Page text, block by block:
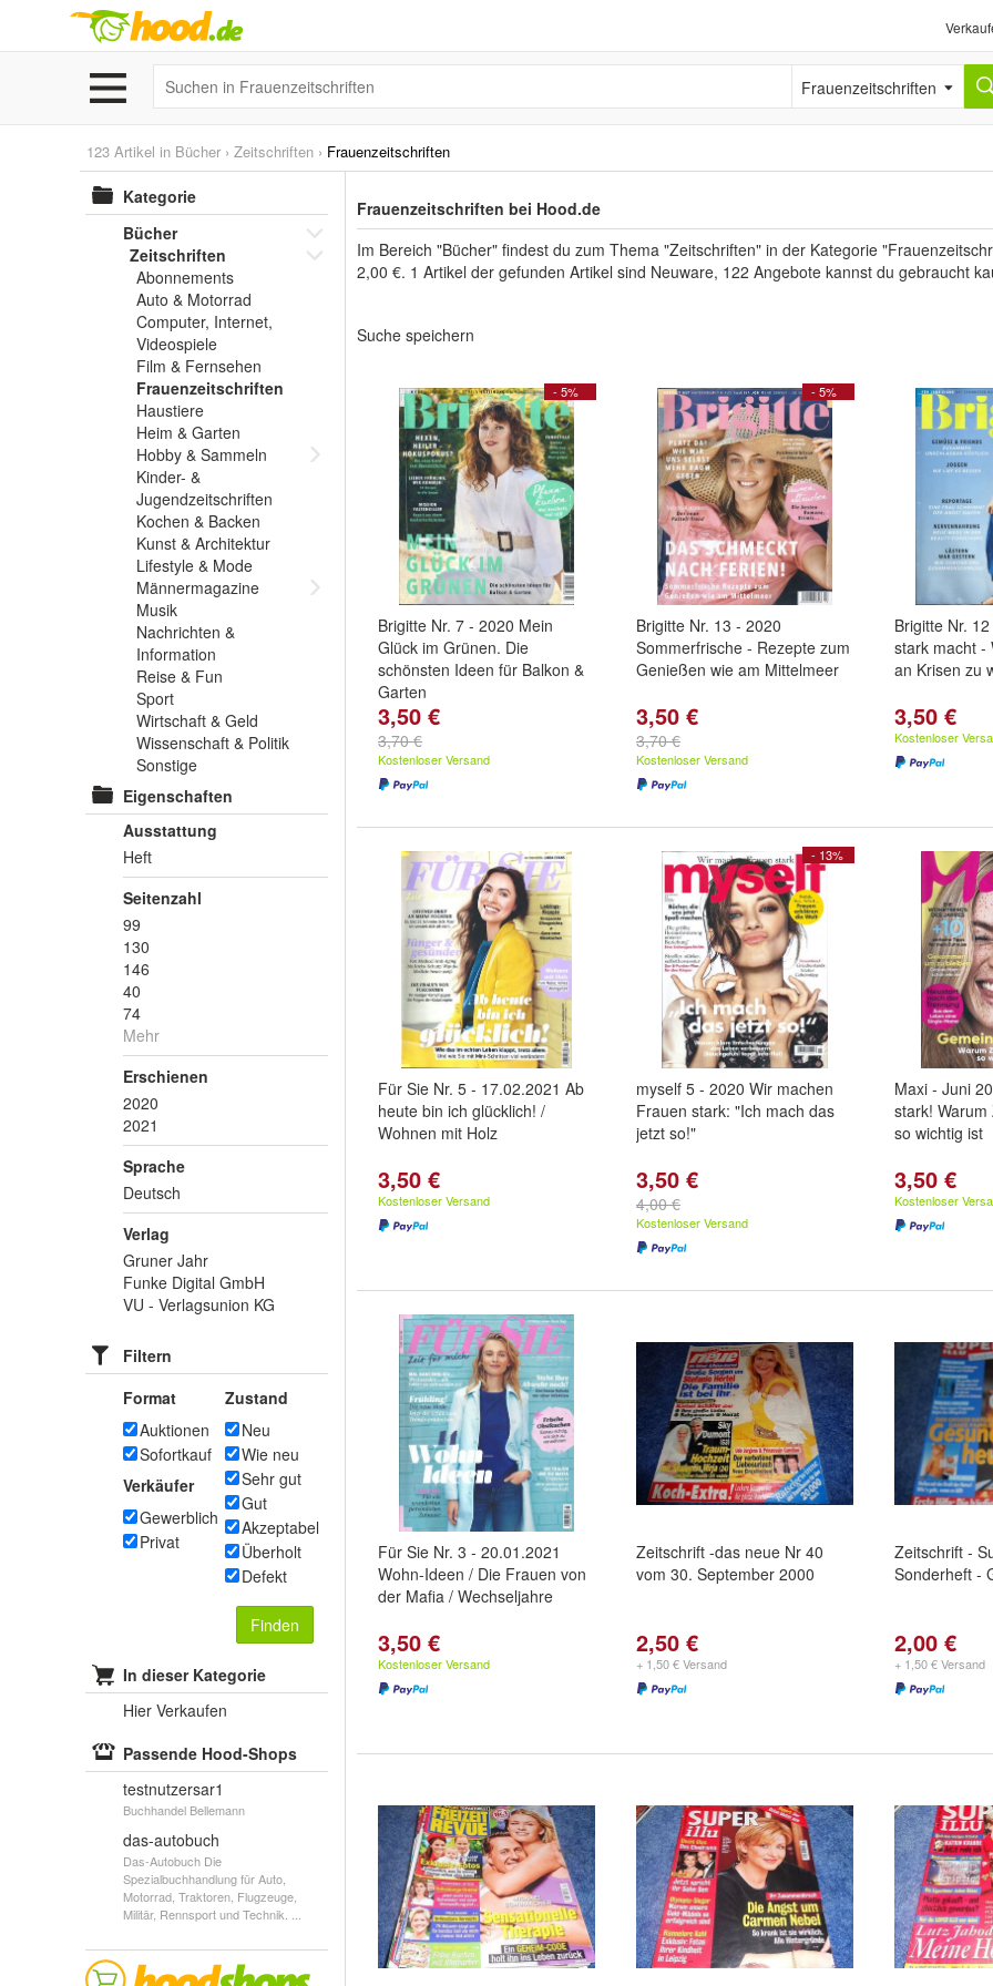
Frauenzeitschriften
123 Artikel in Bücher › Zeitschriften › Frauenzeitschriften
Kategorie
Bücher
Zeitschriften
Abonnements
Auto & Motorrad
Computer, Internet,
Videospiele
Film & Fernsehen
Frauenzeitschriften
Haustiere
Heim & Garten
Hobby & Sammeln
Kinder- &
Jugendzeitschriften
Kochen & Backen
Kunst & Architektur
Lifestyle & Mode
Männermagazine
Musik
Nachrichten &
Information
Reise & Fun
Sport
Wirtschaft & Geld
Wissenschaft & Politik
Sonstige
Eigenschaften
Ausstattung
Heft
Seitenzahl
99
130
146
40
74
Mehr
Erschienen
2020
2021
Sprache
Deutsch
Verlag
Gruner Jahr
Funke Digital GmbH
VU - Verlagsunion KG
Filtern
Format
Auktionen
Sofortkauf
Verkäufer
Gewerblich
Privat
Zustand
Neu
Wie neu
Sehr gut
Gut
Akzeptabel
Überholt
Defekt
Finden
In dieser Kategorie
Hier Verkaufen
Passende Hood-Shops
testnutzersar1
Buchhandel Bellemann
das-autobuch
Das-Autobuch Die
Spezialbuchhandlung für Auto,
Motorrad, Traktoren, Flugzeuge,
Militär, Rennsport und Technik. ...
Frauenzeitschriften bei Hood.de
Im Bereich "Bücher" findest du zum Thema "Zeitschriften" in der Kategorie
2,00 €. 1 Artikel der gefunden Artikel sind Neuware, 122 Angebote kannst du gebraucht
Suche speichern
- 5%
Brigitte Nr. 7 - 2020 Mein
Glück im Grünen. Die
schönsten Ideen für Balkon &
Garten
3,50 €
3,70 €
Kostenloser Versand
- 5%
Brigitte Nr. 13 - 2020
Sommerfrische - Rezepte zum
Genießen wie am Mittelmeer
3,50 €
3,70 €
Kostenloser Versand
Brigitte Nr.
stark macht -
an Krisen zu
3,50 €
Kostenloser
Für Sie Nr. 5 - 17.02.2021 Ab
heute bin ich glücklich! /
Wohnen mit Holz
3,50 €
Kostenloser Versand
- 13%
myself 5 - 2020 Wir machen
Frauen stark: "Ich mach das
jetzt so!"
3,50 €
4,00 €
Kostenloser Versand
Maxi - Juni
stark!
so wichtig ist
3,50 €
Kostenloser
Für Sie Nr. 3 - 20.01.2021
Wohn-Ideen / Die Frauen von
der Mafia / Wechseljahre
3,50 €
Kostenloser Versand
Zeitschrift -das neue Nr 40
vom 30. September 2000
2,50 €
+ 1,50 € Versand
Zeitschrift -
Sonderheft -
2,00 €
+ 1,50 € Versand